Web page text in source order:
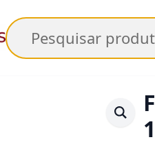
Pesquisar